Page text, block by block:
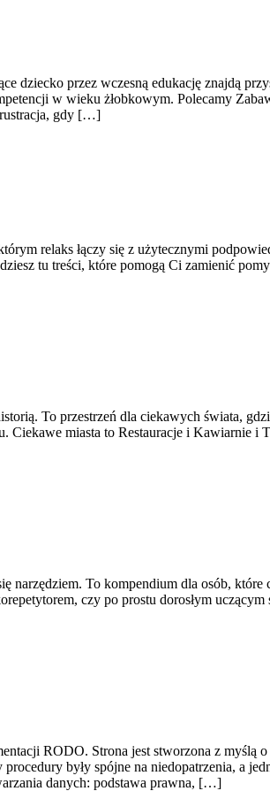
przez wczesną edukację znajdą
w wieku żłobkowym. Polecamy
gdy […]
relaks łączy się z użytecznymi
tu treści, które pomogą Ci zamienić
To przestrzeń dla ciekawych świata,
miasta to Restauracje i Kawiarnie i
narzędziem. To kompendium dla osób,
czy po prostu dorosłym
RODO. Strona jest stworzona z myślą
były spójne na niedopatrzenia, a
danych: podstawa prawna, […]